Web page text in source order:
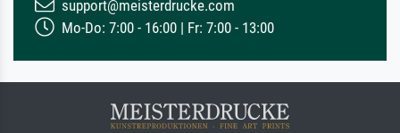
support@meisterdrucke.com
Mo-Do: 7:00 - 16:00 | Fr: 7:00 - 13:00